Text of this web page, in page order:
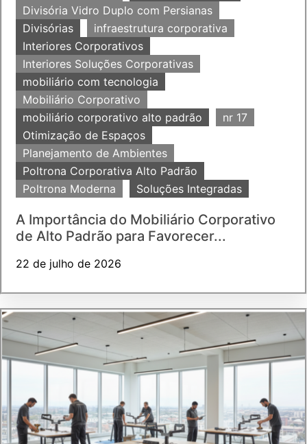
Divisória Vidro Duplo com Persianas
Divisórias
infraestrutura corporativa
Interiores Corporativos
Interiores Soluções Corporativas
mobiliário com tecnologia
Mobiliário Corporativo
mobiliário corporativo alto padrão
nr 17
Otimização de Espaços
Planejamento de Ambientes
Poltrona Corporativa Alto Padrão
Poltrona Moderna
Soluções Integradas
A Importância do Mobiliário Corporativo
de Alto Padrão para Favorecer...
22 de julho de 2026